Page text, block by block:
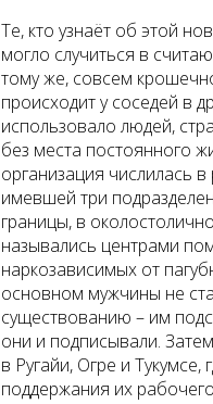
Те, кто узнаёт об этой
могло случиться в
тому же, совсем
происходит у соседей в
использовало людей,
без места постоянного
организация числилась
имевшей три
границы, в
назывались центрами
наркозависимых от
основном мужчины не
существованию – им
они и подписывали.
в Ругайи, Огре и
поддержания их